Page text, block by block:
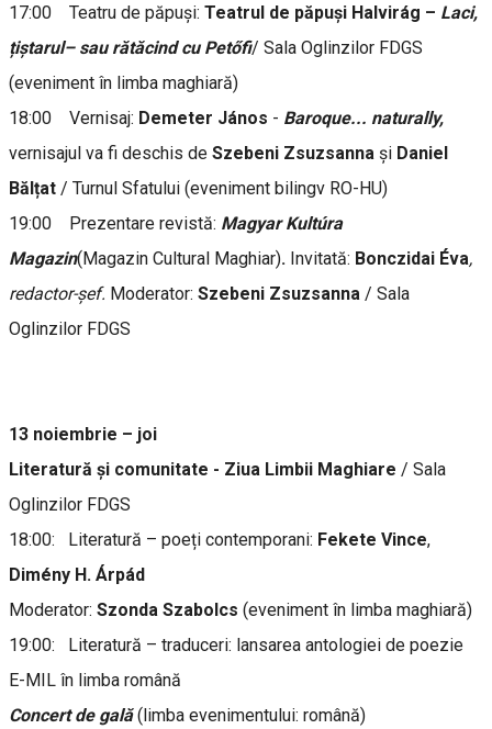
17:00 Teatru de păpuși: Teatrul de păpuși Halvirág – Laci,
țiștarul– sau rătăcind cu Petőfi/ Sala Oglinzilor FDGS
(eveniment în limba maghiară)
18:00 Vernisaj: Demeter János - Baroque... naturally,
vernisajul va fi deschis de Szebeni Zsuzsanna și Daniel
Bălțat / Turnul Sfatului (eveniment bilingv RO-HU)
19:00 Prezentare revistă: Magyar Kultúra
Magazin(Magazin Cultural Maghiar). Invitată: Bonczidai Éva,
redactor-șef. Moderator: Szebeni Zsuzsanna / Sala
Oglinzilor FDGS
13 noiembrie – joi
Literatură și comunitate - Ziua Limbii Maghiare / Sala
Oglinzilor FDGS
18:00: Literatură – poeți contemporani: Fekete Vince,
Dimény H. Árpád
Moderator: Szonda Szabolcs (eveniment în limba maghiară)
19:00: Literatură – traduceri: lansarea antologiei de poezie
E-MIL în limba română
Concert de gală(limba evenimentului: română)